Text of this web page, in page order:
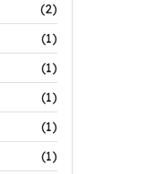
(2)
(1)
(1)
(1)
(1)
(1)